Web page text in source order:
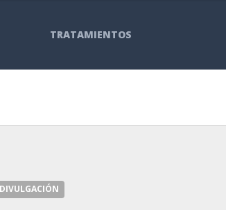
TRATAMIENTOS
DIVULGACIÓN